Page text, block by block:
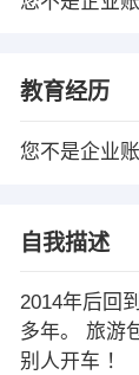
教育经历
您不是企业
自我描述
2014年后回
多年。 旅游
别人开车 ！